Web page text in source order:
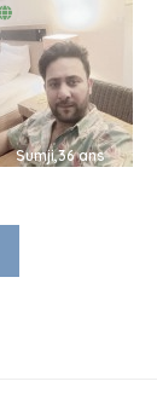
Sumji,36 ans